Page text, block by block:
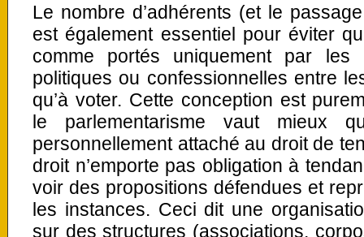
Le nombre d’adhérents (et le
est également essentiel pour éviter
comme portés uniquement par les
politiques ou confessionnelles entre
qu’à voter. Cette conception est
le parlementarisme vaut mieux
personnellement attaché au droit de
droit n’emporte pas obligation à
voir des propositions défendues et
les instances. Ceci dit une
sur des structures (associations,